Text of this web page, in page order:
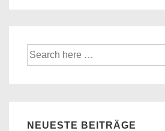
Suche
nach:
NEUESTE BEITRÄGE